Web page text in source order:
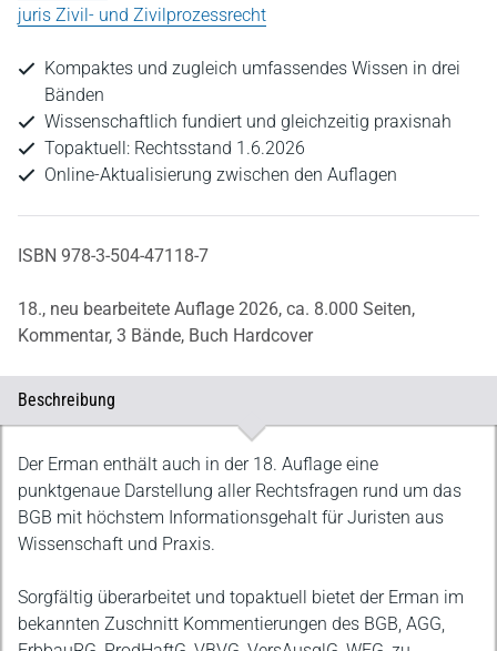
juris Zivil- und Zivilprozessrecht
Kompaktes und zugleich umfassendes Wissen in drei
Bänden
Wissenschaftlich fundiert und gleichzeitig praxisnah
Topaktuell: Rechtsstand 1.6.2026
Online-Aktualisierung zwischen den Auflagen
ISBN 978-3-504-47118-7
18., neu bearbeitete Auflage 2026, ca. 8.000 Seiten,
Kommentar, 3 Bände, Buch Hardcover
Beschreibung
Beschreibung
Der Erman enthält auch in der 18. Auflage eine
punktgenaue Darstellung aller Rechtsfragen rund um das
BGB mit höchstem Informationsgehalt für Juristen aus
Wissenschaft und Praxis.
Sorgfältig überarbeitet und topaktuell bietet der Erman im
bekannten Zuschnitt Kommentierungen des BGB, AGG,